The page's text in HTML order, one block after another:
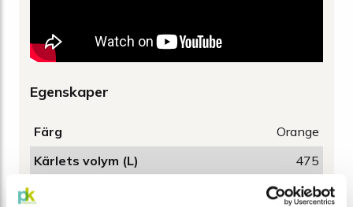
Egenskaper
Färg
Orange
Kärlets volym (L)
475
Bredd (mm)
1760